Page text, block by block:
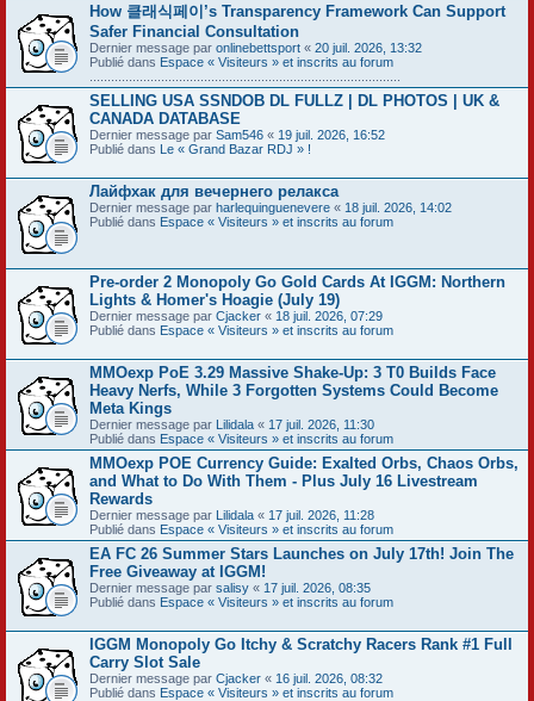
How 클래식페이’s Transparency Framework Can Support
Safer Financial Consultation
Dernier message par onlinebettsport « 20 juil. 2026, 13:32
Publié dans Espace « Visiteurs » et inscrits au forum
SELLING USA SSNDOB DL FULLZ | DL PHOTOS | UK &
CANADA DATABASE
Dernier message par Sam546 « 19 juil. 2026, 16:52
Publié dans Le « Grand Bazar RDJ » !
Лайфхак для вечернего релакса
Dernier message par harlequinguenevere « 18 juil. 2026, 14:02
Publié dans Espace « Visiteurs » et inscrits au forum
Pre-order 2 Monopoly Go Gold Cards At IGGM: Northern
Lights & Homer's Hoagie (July 19)
Dernier message par Cjacker « 18 juil. 2026, 07:29
Publié dans Espace « Visiteurs » et inscrits au forum
MMOexp PoE 3.29 Massive Shake-Up: 3 T0 Builds Face
Heavy Nerfs, While 3 Forgotten Systems Could Become
Meta Kings
Dernier message par Lilidala « 17 juil. 2026, 11:30
Publié dans Espace « Visiteurs » et inscrits au forum
MMOexp POE Currency Guide: Exalted Orbs, Chaos Orbs,
and What to Do With Them - Plus July 16 Livestream
Rewards
Dernier message par Lilidala « 17 juil. 2026, 11:28
Publié dans Espace « Visiteurs » et inscrits au forum
EA FC 26 Summer Stars Launches on July 17th! Join The
Free Giveaway at IGGM!
Dernier message par salisy « 17 juil. 2026, 08:35
Publié dans Espace « Visiteurs » et inscrits au forum
IGGM Monopoly Go Itchy & Scratchy Racers Rank #1 Full
Carry Slot Sale
Dernier message par Cjacker « 16 juil. 2026, 08:32
Publié dans Espace « Visiteurs » et inscrits au forum